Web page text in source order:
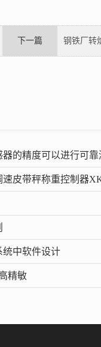
下一篇 钢铁厂转
器的精度可以进行可靠
皮带秤称重控制器
统中软件设计
精敏